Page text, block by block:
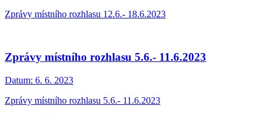
Zprávy místního rozhlasu 12.6.- 18.6.2023
Zprávy místního rozhlasu 5.6.- 11.6.2023
Datum: 6. 6. 2023
Zprávy místního rozhlasu 5.6.- 11.6.2023